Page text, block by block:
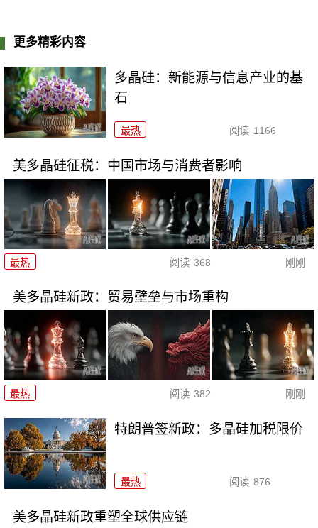
更多精彩内容
多晶硅：新能源与信息产业的基
石
最热 阅读 1166
美多晶硅征税：中国市场与消费者影响
最热 阅读 368 刚刚
美多晶硅新政：贸易壁垒与市场重构
最热 阅读 382 刚刚
特朗普签新政：多晶硅加税限价
最热 阅读 876
美多晶硅新政重塑全球供应链